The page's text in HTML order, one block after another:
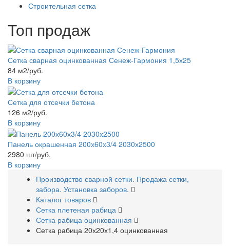
Строительная сетка
Топ продаж
Сетка сварная оцинкованная Сенеж-Гармония 1,5х25
84 м2/руб.
В корзину
Сетка для отсечки бетона
126 м2/руб.
В корзину
Панель окрашенная 200х60х3/4 2030х2500
2980 шт/руб.
В корзину
Производство сварной сетки. Продажа сетки,
забора. Установка заборов.
Каталог товаров
Сетка плетеная рабица
Сетка рабица оцинкованная
Сетка рабица 20х20х1,4 оцинкованная